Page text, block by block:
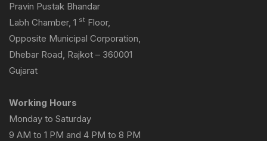
Pravin Pustak Bhandar
Labh Chamber, 1 st Floor,
Opposite Municipal Corporation,
Dhebar Road, Rajkot – 360001
Gujarat
Working Hours
Monday to Saturday
9 AM to 1 PM and 4 PM to 8 PM